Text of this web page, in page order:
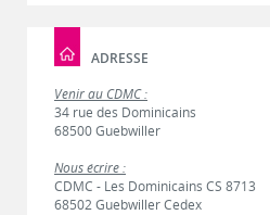
ADRESSE
Venir au CDMC :
34 rue des Dominicains
68500 Guebwiller
Nous écrire :
CDMC - Les Dominicains CS 8713
68502 Guebwiller Cedex